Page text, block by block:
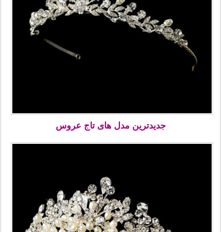
جدیدترین مدل های تاج عروس